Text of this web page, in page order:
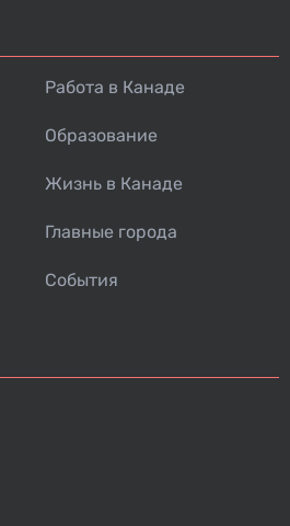
Работа в Канаде
Образование
Жизнь в Канаде
Главные города
События